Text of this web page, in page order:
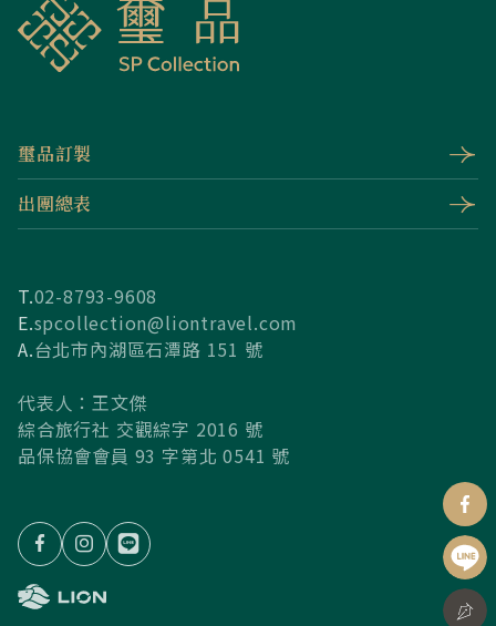
璽品訂製
出團總表
T.02-8793-9608
E.spcollection@liontravel.com
A.台北市內湖區石潭路 151 號
代表人：王文傑
綜合旅行社 交觀綜字 2016 號
品保協會會員 93 字第北 0541 號